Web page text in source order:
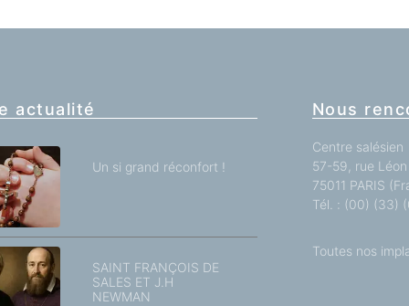
actualité
Un si grand réconfort !
SAINT FRANÇOIS DE
SALES ET J.H
NEWMAN
Nous
Centre salésien
57-59, rue
75011 PARIS
Tél. : (00) (33)
Toutes nos